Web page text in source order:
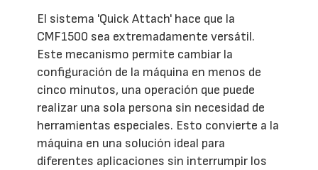
El sistema 'Quick Attach' hace que la
CMF1500 sea extremadamente versátil.
Este mecanismo permite cambiar la
configuración de la máquina en menos de
cinco minutos, una operación que puede
realizar una sola persona sin necesidad de
herramientas especiales. Esto convierte a la
máquina en una solución ideal para
diferentes aplicaciones sin interrumpir los